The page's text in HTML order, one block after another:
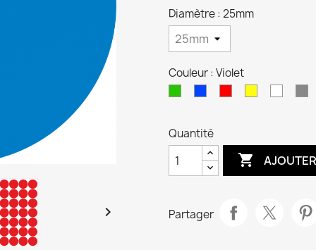

Diamètre : 25mm
Couleur : Violet
Quantité

Partager